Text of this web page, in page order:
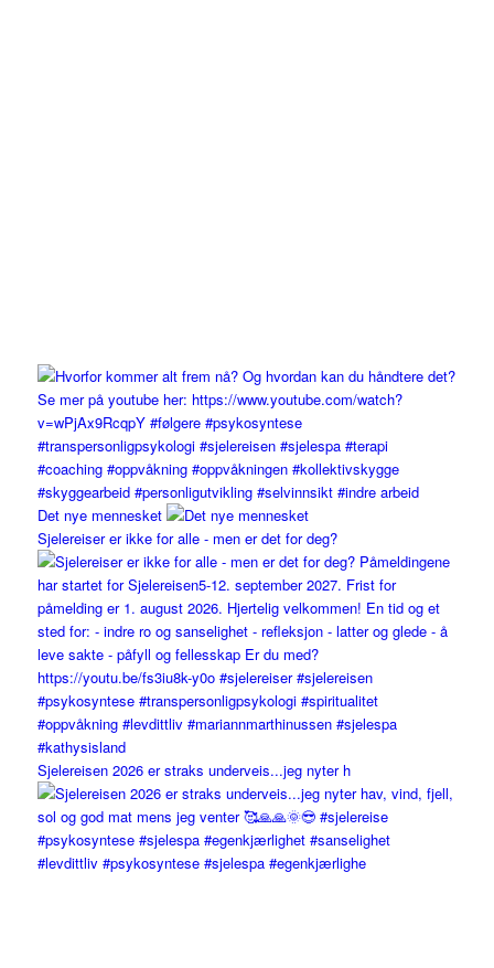
Det nye mennesket
Sjelereiser er ikke for alle - men er det for deg?
Sjelereisen 2026 er straks underveis...jeg nyter h
#levdittliv #psykosyntese #sjelespa #egenkjærlighe